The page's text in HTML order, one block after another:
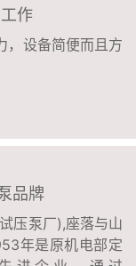
作
，设备简便而且方
品牌
压泵厂),座落与山
年是原机电部定